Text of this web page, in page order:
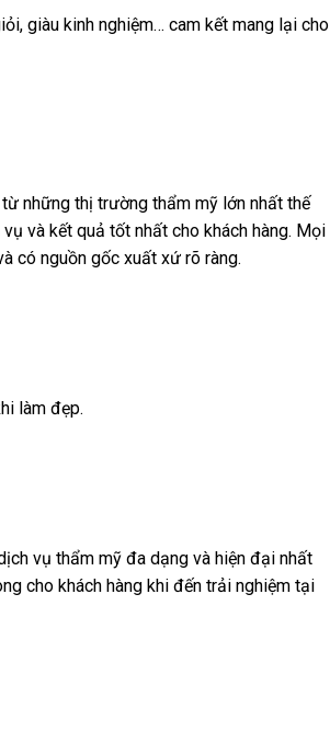
giàu kinh nghiệm… cam kết mang lại cho
những thị trường thẩm mỹ lớn nhất thế
và kết quả tốt nhất cho khách hàng. Mọi
có nguồn gốc xuất xứ rõ ràng.
làm đẹp.
vụ thẩm mỹ đa dạng và hiện đại nhất
cho khách hàng khi đến trải nghiệm tại